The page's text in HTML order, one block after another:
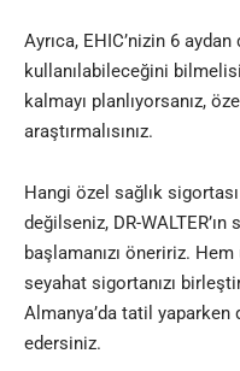
Ayrıca, EHIC’nizin 6
kullanılabileceğini
kalmayı planlıyorsanız,
araştırmalısınız.
Hangi özel sağlık
değilseniz, DR-
başlamanızı öneririz.
seyahat sigortanızı
Almanya’da tatil
edersiniz.